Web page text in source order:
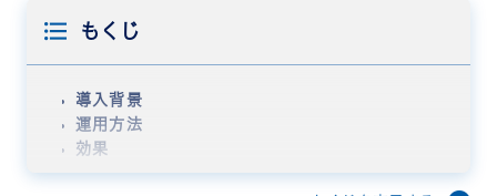
もくじ
導入背景
運用方法
効果